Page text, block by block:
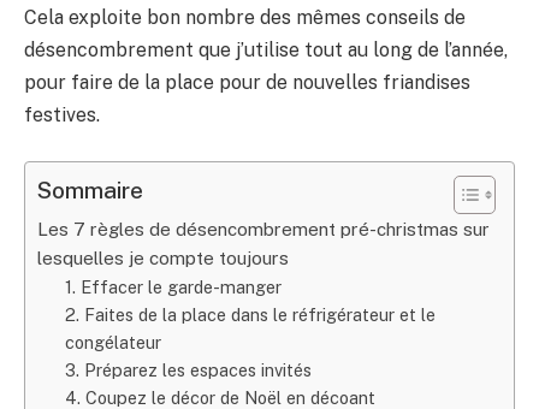
Cela exploite bon nombre des mêmes conseils de
désencombrement que j’utilise tout au long de l’année,
pour faire de la place pour de nouvelles friandises
festives.
Sommaire
Les 7 règles de désencombrement pré-christmas sur
lesquelles je compte toujours
1. Effacer le garde-manger
2. Faites de la place dans le réfrigérateur et le
congélateur
3. Préparez les espaces invités
4. Coupez le décor de Noël en décoant